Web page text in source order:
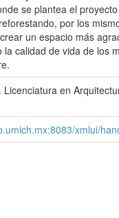
se plantea el
por los
un espacio más
calidad de vida de los
en
xmlui/